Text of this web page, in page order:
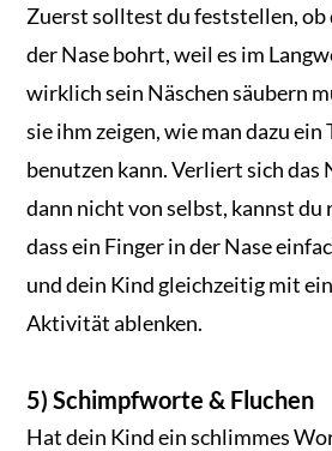
Zuerst solltest du feststellen, ob
der Nase bohrt, weil es im
wirklich sein Näschen säubern
sie ihm zeigen, wie man dazu ein
benutzen kann. Verliert sich das
dann nicht von selbst, kannst du
dass ein Finger in der Nase
und dein Kind gleichzeitig mit
Aktivität ablenken.
5) Schimpfworte & Fluchen
Hat dein Kind ein schlimmes